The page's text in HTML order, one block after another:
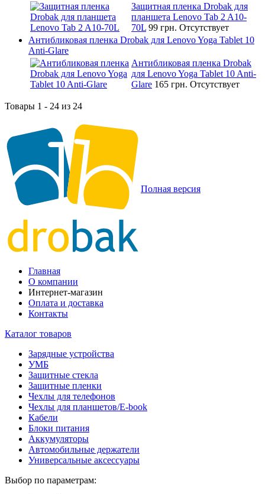
Защитная пленка Drobak для
планшета Lenovo Tab 2 A10-
70L 99 грн. Отсутствует
Антибликовая пленка Drobak для Lenovo Yoga Tablet 10
Anti-Glare
Антибликовая пленка Drobak
для Lenovo Yoga Tablet 10 Anti-
Glare 165 грн. Отсутствует
Товары 1 - 24 из 24
Полная версия
Главная
О компании
Интернет-магазин
Оплата и доставка
Контакты
Каталог товаров
Зарядные устройства
УМБ
Защитные стекла
Защитные пленки
Чехлы для телефонов
Чехлы для планшетов/E-book
Кабели
Блоки питания
Аккумуляторы
Автомобильные держатели
Универсальные аксессуары
Выбор по параметрам: